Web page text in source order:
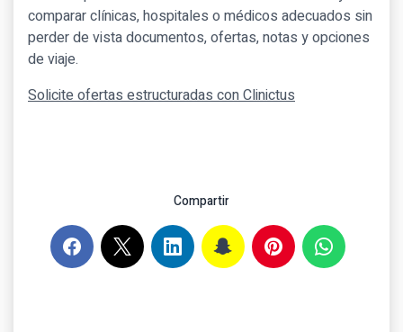
comparar clínicas, hospitales o médicos adecuados sin
perder de vista documentos, ofertas, notas y opciones
de viaje.
Solicite ofertas estructuradas con Clinictus
Compartir